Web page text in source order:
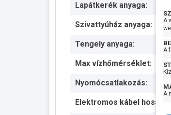
Lapátkerék anyaga:
Szivattyúház anyaga:
Tengely anyaga:
Max vízhőmérséklet:
Nyomócsatlakozás:
Elektromos kábel hossza:
A
A
A